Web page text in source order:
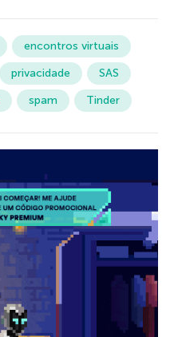
encontros virtuais
privacidade
SAS
spam Tinder